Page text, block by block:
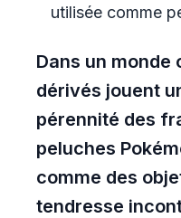
utilisée comme
Dans un monde
dérivés jouent
pérennité des
peluches
comme des
tendresse